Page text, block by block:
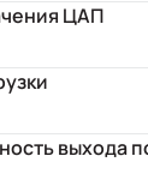
ЦАП
выхода